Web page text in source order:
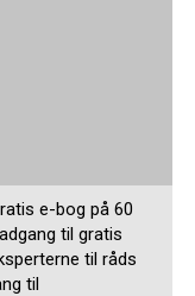
e-bog på 60
til gratis
til råds
til